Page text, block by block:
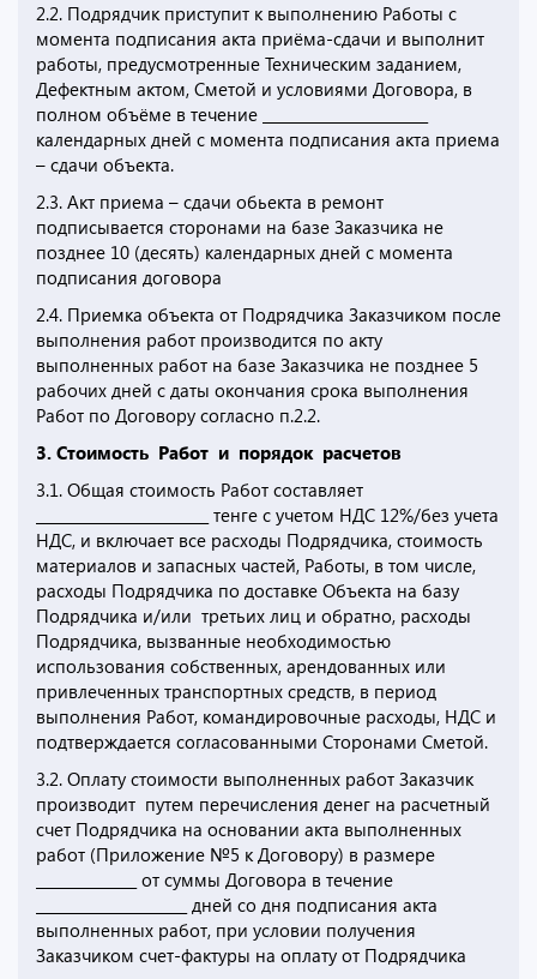
2.2. Подрядчик приступит к выполнению Работы с
момента подписания акта приёма-сдачи и выполнит
работы, предусмотренные Техническим заданием,
Дефектным актом, Сметой и условиями Договора, в
полном объёме в течение _______________________
календарных дней с момента подписания акта приема
– сдачи объекта.
2.3. Акт приема – сдачи обьекта в ремонт
подписывается сторонами на базе Заказчика не
позднее 10 (десять) календарных дней с момента
подписания договора
2.4. Приемка объекта от Подрядчика Заказчиком после
выполнения работ производится по акту
выполненных работ на базе Заказчика не позднее 5
рабочих дней с даты окончания срока выполнения
Работ по Договору согласно п.2.2.
3. Стоимость Работ и порядок расчетов
3.1. Общая стоимость Работ составляет
________________________ тенге с учетом НДС 12%/без учета
НДС, и включает все расходы Подрядчика, стоимость
материалов и запасных частей, Работы, в том числе,
расходы Подрядчика по доставке Объекта на базу
Подрядчика и/или третьих лиц и обратно, расходы
Подрядчика, вызванные необходимостью
использования собственных, арендованных или
привлеченных транспортных средств, в период
выполнения Работ, командировочные расходы, НДС и
подтверждается согласованными Сторонами Сметой.
3.2. Оплату стоимости выполненных работ Заказчик
производит путем перечисления денег на расчетный
счет Подрядчика на основании акта выполненных
работ (Приложение №5 к Договору) в размере
______________ от суммы Договора в течение
_____________________ дней со дня подписания акта
выполненных работ, при условии получения
Заказчиком счет-фактуры на оплату от Подрядчика